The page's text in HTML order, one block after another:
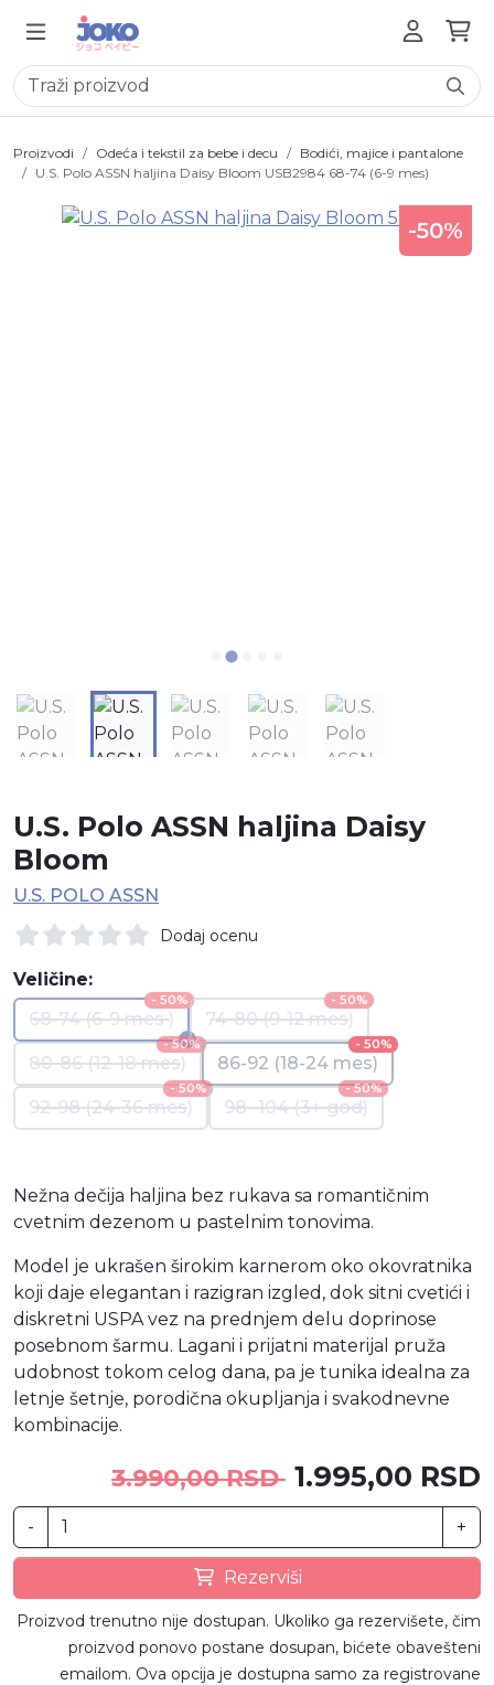
Proizvodi Odeća i tekstil za bebe i decu
Bodići, majice i pantalone
U.S. Polo ASSN haljina Daisy Bloom USB2984 68-74 (6-9 mes)
-50%
U.S. Polo ASSN haljina Daisy
Bloom
U.S. POLO ASSN
Dodaj ocenu
Veličine:
- 50%
68-74 (6-9 mes )
- 50%
74-80 (9-12 mes)
- 50%
80-86 (12-18 mes)
- 50%
86-92 (18-24 mes)
- 50%
92-98 (24-36 mes)
- 50%
98 -104 (3+ god)
Nežna dečija haljina bez rukava sa romantičnim
cvetnim dezenom u pastelnim tonovima.
Model je ukrašen širokim karnerom oko okovratnika
koji daje elegantan i razigran izgled, dok sitni cvetići i
diskretni USPA vez na prednjem delu doprinose
posebnom šarmu. Lagani i prijatni materijal pruža
udobnost tokom celog dana, pa je tunika idealna za
letnje šetnje, porodična okupljanja i svakodnevne
kombinacije.
3.990,00 RSD 1.995,00 RSD
- +
Rezerviši
Proizvod trenutno nije dostupan. Ukoliko ga rezervišete, čim
proizvod ponovo postane dosupan, bićete obavešteni
emailom. Ova opcija je dostupna samo za registrovane